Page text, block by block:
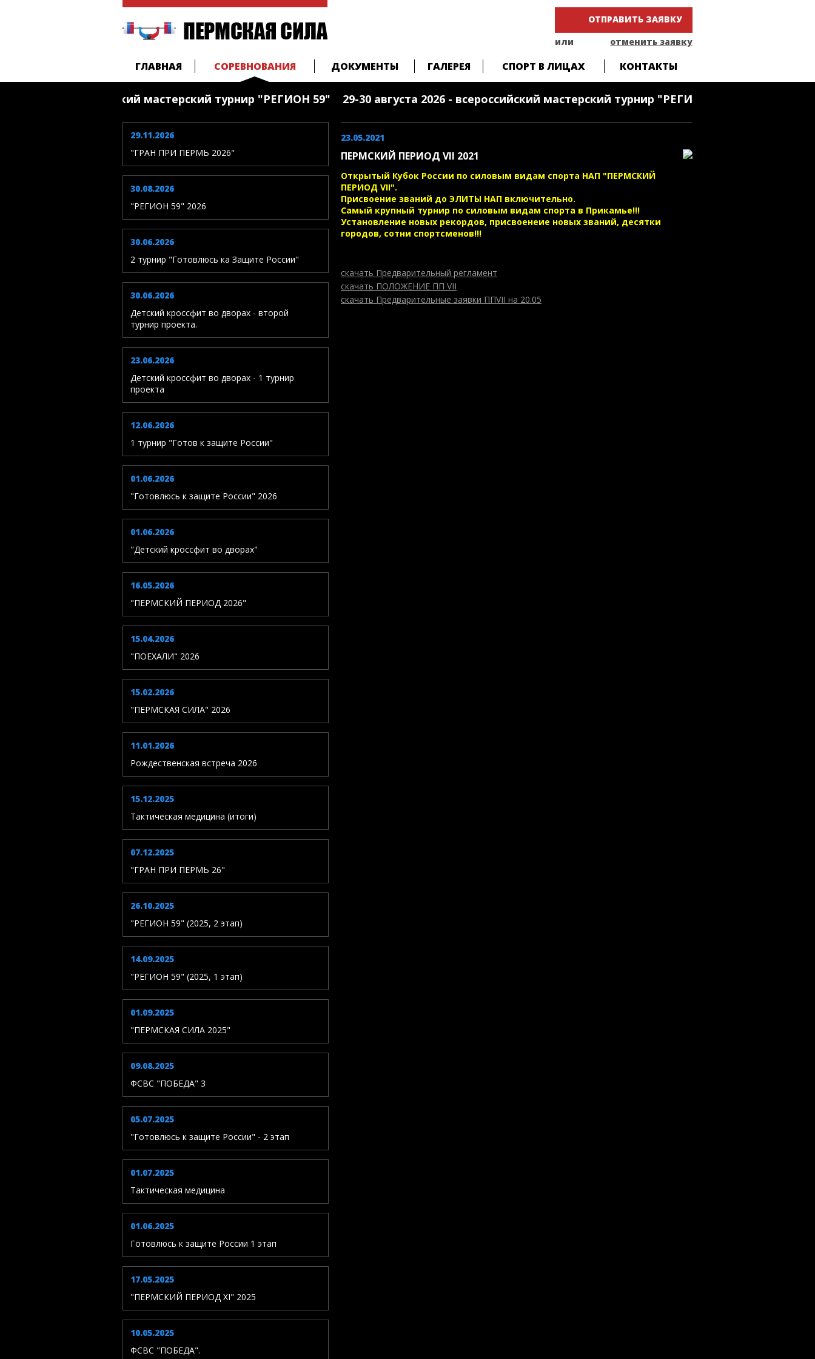
ОТПРАВИТЬ ЗАЯВКУ
или
отменить заявку
ГЛАВНАЯ СОРЕВНОВАНИЯ ДОКУМЕНТЫ ГАЛЕРЕЯ СПОРТ В ЛИЦАХ КОНТАКТЫ
2026 - всероссийский мастерский турнир "РЕГИОН 59" 29-30 августа 2026 - всероссийский мастерский турнир "РЕГИОН 59" 29-30
29.11.2026
"ГРАН ПРИ ПЕРМЬ 2026"
30.08.2026
"РЕГИОН 59" 2026
30.06.2026
2 турнир "Готовлюсь ка Защите России"
30.06.2026
Детский кроссфит во дворах - второй
турнир проекта.
23.06.2026
Детский кроссфит во дворах - 1 турнир
проекта
12.06.2026
1 турнир "Готов к защите России"
01.06.2026
"Готовлюсь к защите России" 2026
01.06.2026
"Детский кроссфит во дворах"
16.05.2026
"ПЕРМСКИЙ ПЕРИОД 2026"
15.04.2026
"ПОЕХАЛИ" 2026
15.02.2026
"ПЕРМСКАЯ СИЛА" 2026
11.01.2026
Рождественская встреча 2026
15.12.2025
Тактическая медицина (итоги)
07.12.2025
"ГРАН ПРИ ПЕРМЬ 26"
26.10.2025
"РЕГИОН 59" (2025, 2 этап)
14.09.2025
"РЕГИОН 59" (2025, 1 этап)
01.09.2025
"ПЕРМСКАЯ СИЛА 2025"
09.08.2025
ФСВС "ПОБЕДА" 3
05.07.2025
"Готовлюсь к защите России" - 2 этап
01.07.2025
Тактическая медицина
01.06.2025
Готовлюсь к защите России 1 этап
17.05.2025
"ПЕРМСКИЙ ПЕРИОД XI" 2025
10.05.2025
ФСВС "ПОБЕДА".
23.05.2021
ПЕРМСКИЙ ПЕРИОД VII 2021
Открытый Кубок России по силовым видам спорта НАП "ПЕРМСКИЙ
ПЕРИОД VII".
Присвоение званий до ЭЛИТЫ НАП включительно.
Самый крупный турнир по силовым видам спорта в Прикамье!!!
Установление новых рекордов, присвоенеие новых званий, десятки
городов, сотни спортсменов!!!
скачать Предварительный регламент
скачать ПОЛОЖЕНИЕ ПП VII
скачать Предварительные заявки ППVII на 20.05